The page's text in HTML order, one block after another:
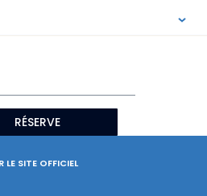
RÉSERVE
LE SITE OFFICIEL